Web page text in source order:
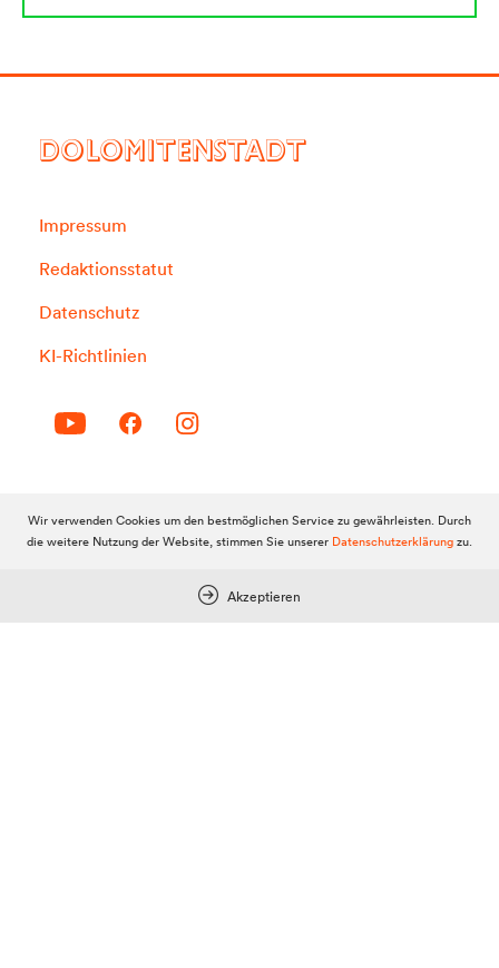
DOLOMITENSTADT
Impressum
Redaktionsstatut
Datenschutz
KI-Richtlinien
Werbung
Anzeigenpreise
Reichweite / Statistik
Wir verwenden Cookies um den bestmöglichen Service zu gewährleisten. Durch
die weitere Nutzung der Website, stimmen Sie unserer Datenschutzerklärungzu.
Akzeptieren